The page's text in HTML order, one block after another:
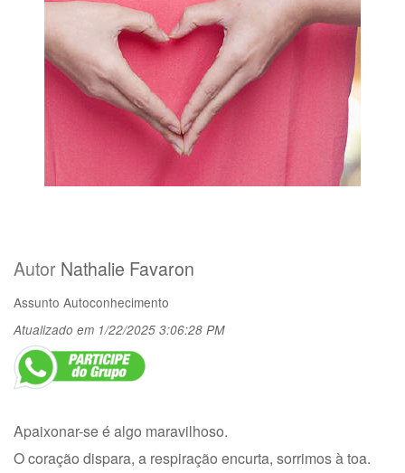
Autor Nathalie Favaron
Assunto Autoconhecimento
Atualizado em 1/22/2025 3:06:28 PM
Apaixonar-se é algo maravilhoso.
O coração dispara, a respiração encurta, sorrimos à toa.